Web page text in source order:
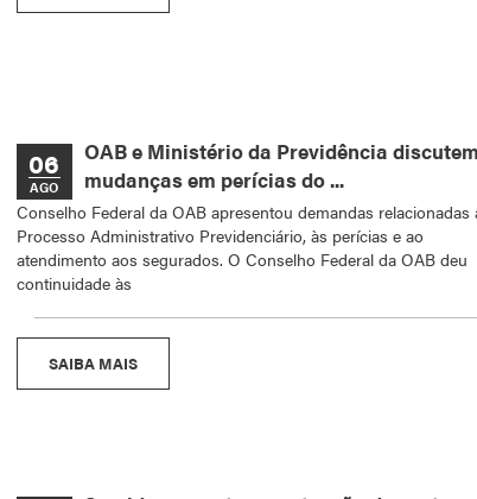
06
AGO
OAB e Ministério da Previdência
mudanças em perícias do ...
Conselho Federal da OAB apresentou demandas relacionadas
Processo Administrativo Previdenciário, às perícias e ao
atendimento aos segurados. O Conselho Federal da OAB deu
continuidade às
SAIBA MAIS